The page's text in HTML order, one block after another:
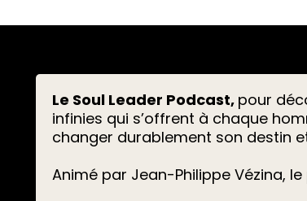
Le Soul Leader Podcast, pour
infinies qui s’offrent à chaque
changer durablement son destin
Animé par Jean-Philippe Vézina,